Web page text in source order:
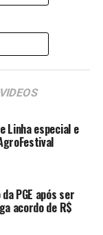
da
(Anatel), que
e mensais.
às operadoras
as operadoras
Federal
endereço
para a
de
os fatos.
VIDEOS
Linha especial e
PGE após ser
acordo de R$